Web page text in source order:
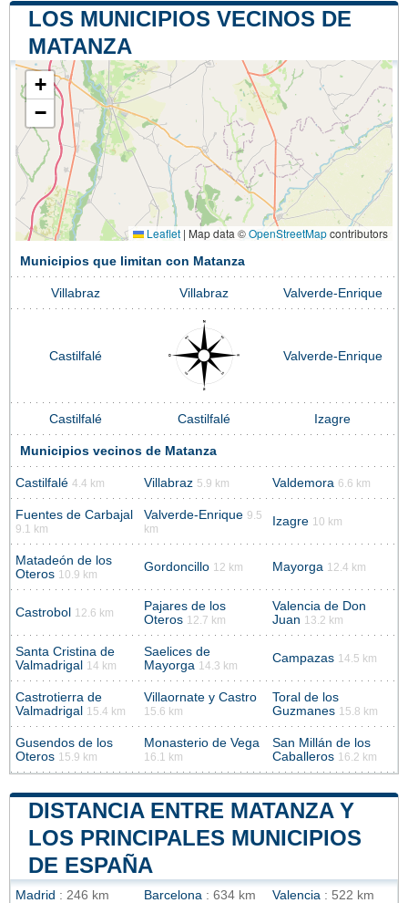
LOS MUNICIPIOS VECINOS DE
MATANZA
+
−
Leaflet | Map data ©OpenStreetMapcontributors
Municipios que limitan con Matanza
Villabraz Villabraz Valverde-Enrique
Castilfalé Valverde-Enrique
Castilfalé Castilfalé Izagre
Municipios vecinos de Matanza
Castilfalé 4.4 km Villabraz 5.9 km Valdemora 6.6 km
Fuentes de Carbajal
9.1 km
Valverde-Enrique 9.5
km
Izagre 10 km
Matadeón de los
Oteros 10.9 km
Gordoncillo 12 km Mayorga 12.4 km
Castrobol 12.6 km
Pajares de los
Oteros 12.7 km
Valencia de Don
Juan 13.2 km
Santa Cristina de
Valmadrigal 14 km
Saelices de
Mayorga 14.3 km
Campazas 14.5 km
Castrotierra de
Valmadrigal 15.4 km
Villaornate y Castro
15.6 km
Toral de los
Guzmanes 15.8 km
Gusendos de los
Oteros 15.9 km
Monasterio de Vega
16.1 km
San Millán de los
Caballeros 16.2 km
DISTANCIA ENTRE MATANZA Y
LOS PRINCIPALES MUNICIPIOS
DE ESPAÑA
Madrid : 246 km Barcelona : 634 km Valencia : 522 km